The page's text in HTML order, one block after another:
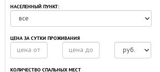
НАСЕЛЕННЫЙ ПУНКТ:
ЦЕНА ЗА СУТКИ ПРОЖИВАНИЯ
КОЛИЧЕСТВО СПАЛЬНЫХ МЕСТ